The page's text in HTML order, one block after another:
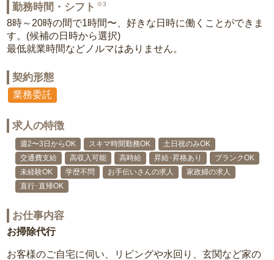
勤務時間・シフト ※3
8時～20時の間で1時間〜、好きな日時に働くことができま
す。(候補の日時から選択)
最低就業時間などノルマはありません。
契約形態
業務委託
求人の特徴
週2〜3日からOK スキマ時間勤務OK
土日祝のみOK
交通費支給
高収入可能 高時給 昇給･昇格あり
ブランクOK
未経験OK
学歴不問 お手伝いさんの求人
家政婦の求人
直行･直帰OK
お仕事内容
お掃除代行
お客様のご自宅に伺い、リビングや水回り、玄関など家の